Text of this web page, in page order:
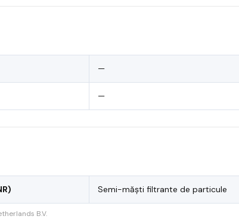
—
—
Semi-măști filtrante de particule
B.V.